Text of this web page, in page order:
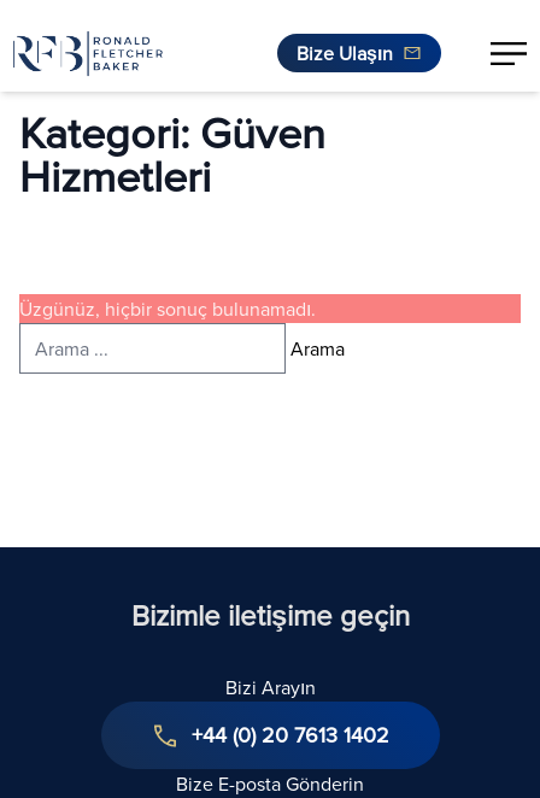
Bize Ulaşın
Kategori:Güven
Hizmetleri
Üzgünüz, hiçbir sonuç bulunamadı.
Arayın:
Arama
Bizimle iletişime geçin
Bizi Arayın
+44 (0) 20 7613 1402
Bize E-posta Gönderin